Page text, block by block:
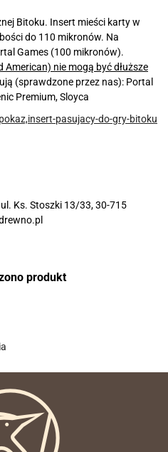
Bitoku. Insert mieści karty w
do 110 mikronów. Na
Games (100 mikronów).
nie mogą być dłuższe
(sprawdzone przez nas): Portal
Premium, Sloyca
pasujacy-do-gry-bitoku
Ks. Stoszki 13/33, 30-715
produkt